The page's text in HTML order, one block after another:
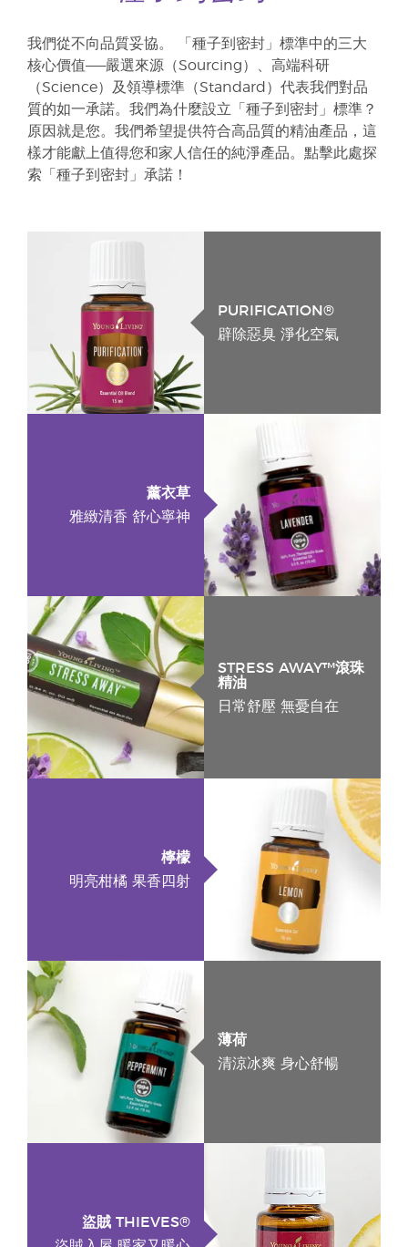
我們從不向品質妥協。 「種子到密封」標準中的三大
核心價值——嚴選來源（Sourcing）、高端科研
（Science）及領導標準（Standard）代表我們對品
質的如一承諾。我們為什麼設立「種子到密封」標準？
原因就是您。我們希望提供符合高品質的精油產品，這
樣才能獻上值得您和家人信任的純淨產品。點擊此處探
索「種子到密封」承諾！
PURIFICATION®
辟除惡臭 淨化空氣
薰衣草
雅緻清香 舒心寧神
STRESS AWAY™滾珠
精油
日常舒壓 無憂自在
檸檬
明亮柑橘 果香四射
薄荷
清涼冰爽 身心舒暢
盜賊 THIEVES®